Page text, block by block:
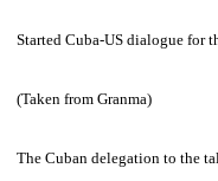
Started Cuba-US dialogue for
(Taken from Granma)
The Cuban delegation to the